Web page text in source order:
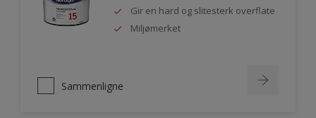
Gir en hard og slitesterk overflate
Miljømerket
Sammenligne